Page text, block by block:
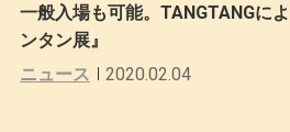
一般入場も可能。TANGTANGに
ンタン展』
ニュース
2020.02.04